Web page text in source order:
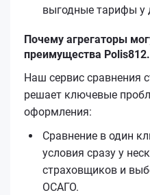
выгодные тарифы у
Почему агрегаторы
преимущества
Наш сервис сравнения
решает ключевые
оформления:
Сравнение в один
условия сразу у
страховщиков и
ОСАГО.